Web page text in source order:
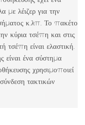
με λέιζερ για την
κ.λπ. Το πακέτο
κύρια τσέπη και στις
τσέπη είναι ελαστική.
είναι ένα σύστημα
χρησιμοποιεί
τακτικών